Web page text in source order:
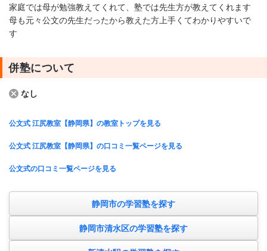
家庭では母が勉強教えてくれて、塾では先生方が教えてくれます
母も元々公文の先生だったから教えた方上手くてわかりやすいで
す
併塾について
なし
公文式 江尻教室【静岡県】の教室トップを見る
公文式 江尻教室【静岡県】の口コミ一覧ページを見る
公文式の口コミ一覧ページを見る
静岡市の学習塾を探す
静岡市清水区の学習塾を探す